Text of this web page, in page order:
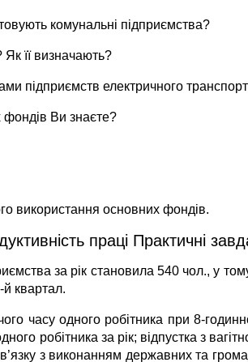
комунальні підприємства?
її визначають?
підприємств електричного
фондів Ви знаєте?
використання основних фондів.
праці Практичні
за рік становила 540 чол., у
й квар­тал.
часу одного робітника при 8-
робітника за рік; відпустка з
з ви­конанням державних та